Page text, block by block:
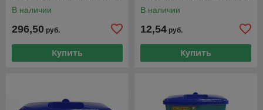
В наличии
296,50 руб.
Купить
В наличии
12,54 руб.
Купить